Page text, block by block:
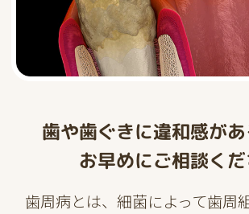
歯や歯ぐきに違和感が
お早めにご相談く
歯周病とは、細菌によって歯周